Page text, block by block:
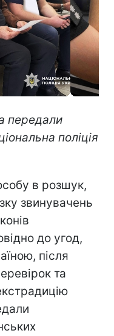
передали
поліція
в розшук,
звинувачень
до угод,
після
та